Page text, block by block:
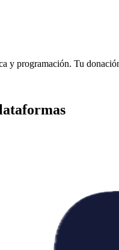
y programación. Tu